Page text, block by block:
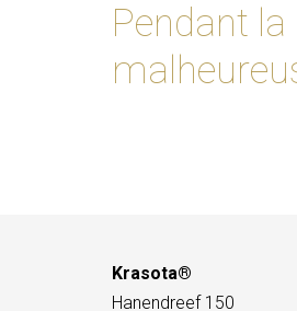
Pendant
Krasota®
Hanendreef 150